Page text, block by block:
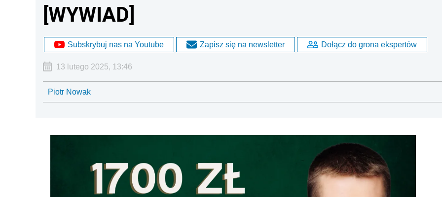
[WYWIAD]
Subskrybuj nas na Youtube Zapisz się na newsletter Dołącz do grona ekspertów
13 lutego 2025, 13:46
Piotr Nowak